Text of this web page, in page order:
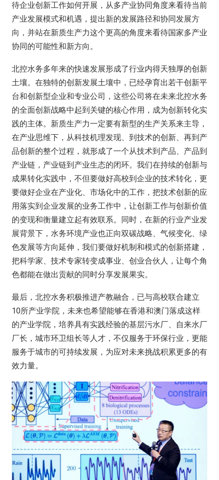
待企业创新工作如何开展，从多产业协同角度来看待当前
产业发展模式和机遇，提出新的发展路径和协同发展方
向，并站在新质生产力这个更高的角度来看待国家多产业
协同的可能性和新方向。
北控水务多年来的快速发展形成了行业内得天独厚的创新
土壤。在独特的创新发展土壤中，已经孕育出若干创新平
台和创新型企业和专业公司，这些公司将在未来北控水务
的全面创新战略中起到关键的核心作用，成为创新转化实
践的主体。新质生产力一定要有新型的生产关系来主导，
在产业思维下，从科技机理发现、到技术的创新、再到产
品创新的整个过程，就形成了一个从技术到产品、产品到
产业链，产业链到产业生态的闭环。我们在持续的创新与
成果转化实践中，不但要做好高校到企业的技术转化，更
要做好企业在产业化、市场化中的工作，把技术创新的应
用落实到企业发展的业务工作中，让创新工作与创新价值
的变现和衡量建立起有效联系。同时，在新的行业产业发
展背景下，水务环境产业也正向双碳战略、气候变化、绿
色发展等方向延伸，我们要做好机制和模式的创新搭建，
把科学家、技术专家转变成事业、创业合伙人，让每个角
色都能在做出贡献的同时分享发展果实。
最后，北控水务积极推进产教融合，已与高校联合建立
10所产业学院，未来也希望能够在香港和澳门落成这样
的产业学院，培养具有实践经验的基层污水厂、自来水厂
厂长，城市环卫组长等人才，不仅服务于环保行业，更能
服务于城市的可持续发展，为应对未来挑战积累更多的有
效力量。